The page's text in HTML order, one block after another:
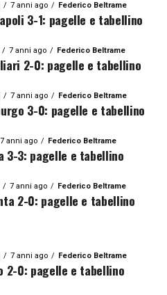
7 anni ago Federico Beltrame
3-1: pagelle e tabellino
7 anni ago Federico Beltrame
2-0: pagelle e tabellino
7 anni ago Federico Beltrame
3-0: pagelle e tabellino
7 anni ago Federico Beltrame
3-3: pagelle e tabellino
7 anni ago Federico Beltrame
2-0: pagelle e tabellino
7 anni ago Federico Beltrame
2-0: pagelle e tabellino